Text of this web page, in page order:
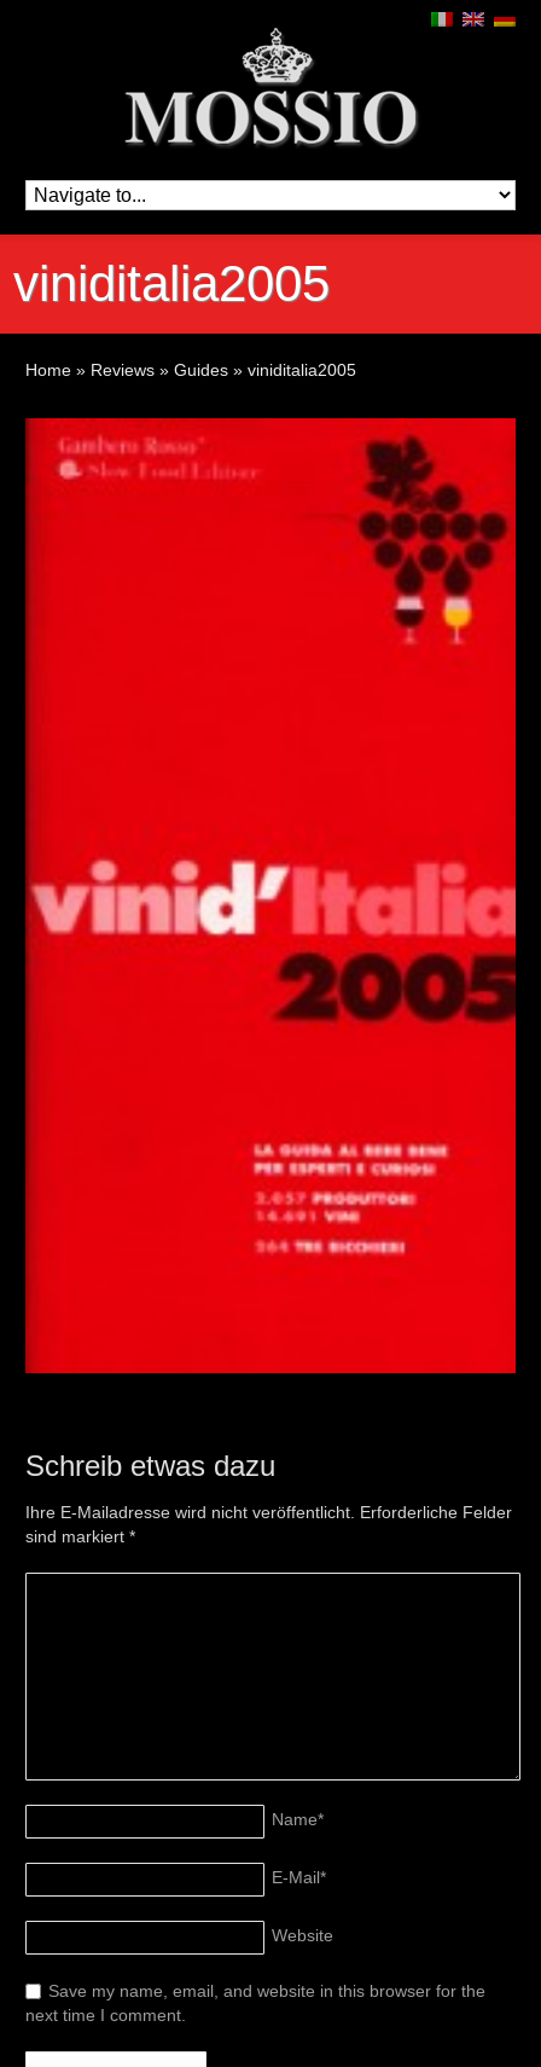
viniditalia2005
Home » Reviews » Guides » viniditalia2005
Schreib etwas dazu
Ihre E-Mailadresse wird nicht veröffentlicht. Erforderliche Felder
sind markiert*
Name*
E-Mail*
Website
Save my name, email, and website in this browser for the
next time I comment.